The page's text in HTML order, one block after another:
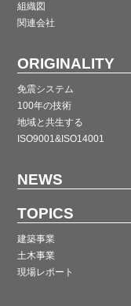
組織図
関連会社
ORIGINALITY
免震システム
100年の技術
地域と共生する
ISO9001&ISO14001
NEWS
TOPICS
建築事業
土木事業
現場レポート